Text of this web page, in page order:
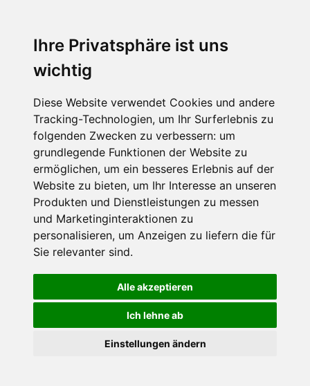
Ihre Privatsphäre ist uns
wichtig
Diese Website verwendet Cookies und andere
Tracking-Technologien, um Ihr Surferlebnis zu
folgenden Zwecken zu verbessern: um
grundlegende Funktionen der Website zu
ermöglichen, um ein besseres Erlebnis auf der
Website zu bieten, um Ihr Interesse an unseren
Produkten und Dienstleistungen zu messen
und Marketinginteraktionen zu
personalisieren, um Anzeigen zu liefern die für
Sie relevanter sind.
Alle akzeptieren
Ich lehne ab
Einstellungen ändern